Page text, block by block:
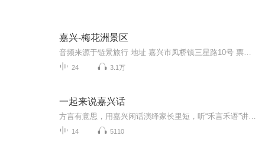
嘉兴-梅花洲景区
24 3.1万
一起来说嘉兴话
14 5110